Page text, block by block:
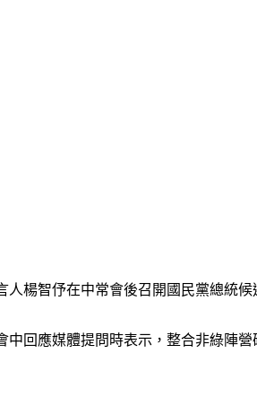
楊智伃在中常會後召開國民黨總統候
回應媒體提問時表示，整合非綠陣